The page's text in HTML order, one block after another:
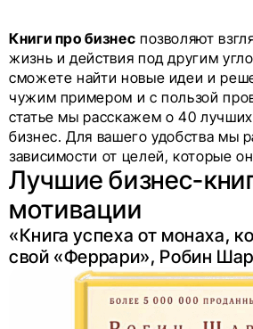
Книги про бизнес позволяют
жизнь и действия под другим
сможете найти новые идеи и
чужим примером и с пользой
статье мы расскажем о 40
бизнес. Для вашего удобства мы
зависимости от целей, которые
Лучшие бизнес-
мотивации
«Книга успеха от монаха,
свой «Феррари», Робин